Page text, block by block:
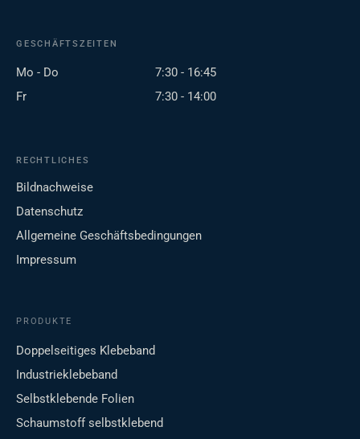
GESCHÄFTSZEITEN
Mo - Do
7:30 - 16:45
Fr
7:30 - 14:00
RECHTLICHES
Bildnachweise
Datenschutz
Allgemeine Geschäftsbedingungen
Impressum
PRODUKTE
Doppelseitiges Klebeband
Industrieklebeband
Selbstklebende Folien
Schaumstoff selbstklebend